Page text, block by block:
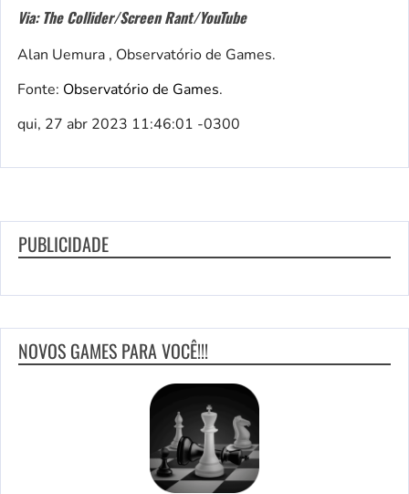
Via: The Collider/Screen Rant/YouTube
Alan Uemura , Observatório de Games.
Fonte: Observatório de Games.
qui, 27 abr 2023 11:46:01 -0300
PUBLICIDADE
NOVOS GAMES PARA VOCÊ!!!